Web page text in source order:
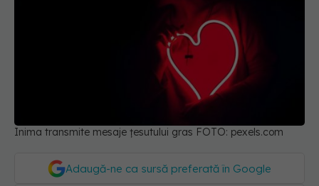
Inima transmite mesaje țesutului gras FOTO: pexels.com
Adaugă-ne ca sursă preferată în Google